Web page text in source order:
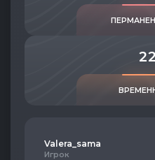
Valera_sama
Игрок